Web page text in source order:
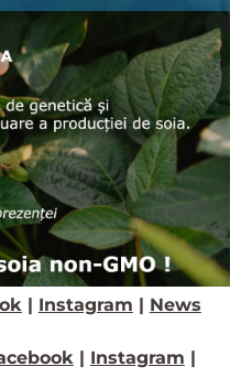
| Instagram | News
| Instagram |